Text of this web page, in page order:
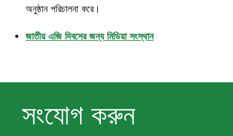
অনুষ্ঠান পরিচালনা করে।
জাতীয় এজি দিবসের জন্য মিডিয়া সংস্থান
সংযোগ করুন